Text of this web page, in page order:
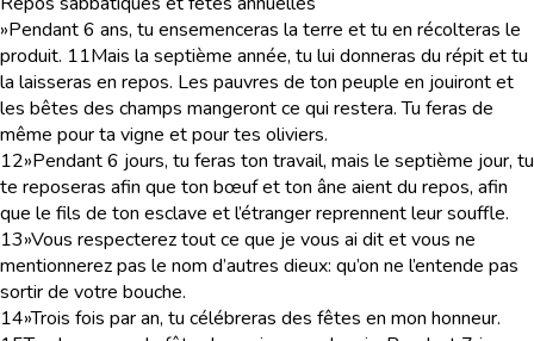
»Pendant 6 ans, tu ensemenceras la terre et tu en récolteras le
produit. 11Mais la septième année, tu lui donneras du répit et tu
la laisseras en repos. Les pauvres de ton peuple en jouiront et
les bêtes des champs mangeront ce qui restera. Tu feras de
même pour ta vigne et pour tes oliviers.
12»Pendant 6 jours, tu feras ton travail, mais le septième jour, tu
te reposeras afin que ton bœuf et ton âne aient du repos, afin
que le fils de ton esclave et l’étranger reprennent leur souffle.
13»Vous respecterez tout ce que je vous ai dit et vous ne
mentionnerez pas le nom d’autres dieux: qu’on ne l’entende pas
sortir de votre bouche.
14»Trois fois par an, tu célébreras des fêtes en mon honneur.